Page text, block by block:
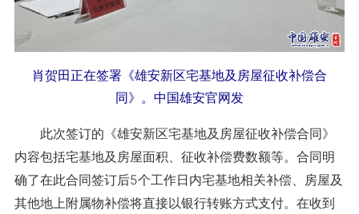
肖贺田正在签署《雄安新区宅基地及房屋征收补偿合
同》。中国雄安官网发
此次签订的《雄安新区宅基地及房屋征收补偿合同》
内容包括宅基地及房屋面积、征收补偿费数额等。合同明
确了在此合同签订后5个工作日内宅基地相关补偿、房屋及
其他地上附属物补偿将直接以银行转账方式支付。在收到